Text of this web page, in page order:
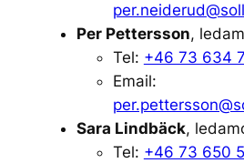
Per Pettersson,
Tel: +46 73 634
Email:
Sara Lindbäck,
Tel: +46 73 650